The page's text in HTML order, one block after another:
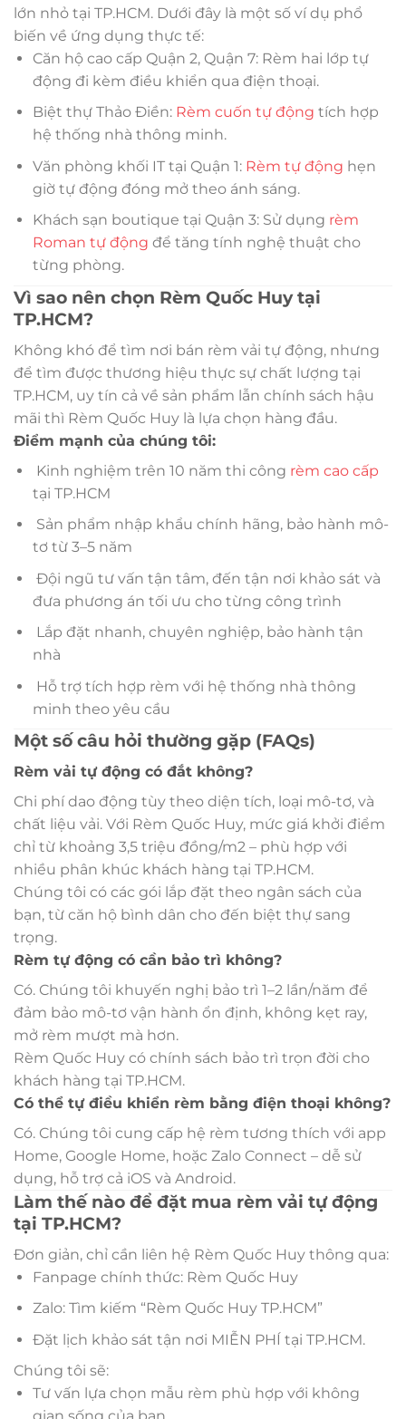
lớn nhỏ tại TP.HCM. Dưới đây là một số ví dụ phổ
biến về ứng dụng thực tế:
Căn hộ cao cấp Quận 2, Quận 7: Rèm hai lớp tự
động đi kèm điều khiển qua điện thoại.
Biệt thự Thảo Điền: Rèm cuốn tự động tích hợp
hệ thống nhà thông minh.
Văn phòng khối IT tại Quận 1: Rèm tự động hẹn
giờ tự động đóng mở theo ánh sáng.
Khách sạn boutique tại Quận 3: Sử dụng rèm
Roman tự động để tăng tính nghệ thuật cho
từng phòng.
Vì sao nên chọn Rèm Quốc Huy tại
TP.HCM?
Không khó để tìm nơi bán rèm vải tự động, nhưng
để tìm được thương hiệu thực sự chất lượng tại
TP.HCM, uy tín cả về sản phẩm lẫn chính sách hậu
mãi thì Rèm Quốc Huy là lựa chọn hàng đầu.
Điểm mạnh của chúng tôi:
Kinh nghiệm trên 10 năm thi công rèm cao cấp
tại TP.HCM
Sản phẩm nhập khẩu chính hãng, bảo hành mô-
tơ từ 3–5 năm
Đội ngũ tư vấn tận tâm, đến tận nơi khảo sát và
đưa phương án tối ưu cho từng công trình
Lắp đặt nhanh, chuyên nghiệp, bảo hành tận
nhà
Hỗ trợ tích hợp rèm với hệ thống nhà thông
minh theo yêu cầu
Một số câu hỏi thường gặp (FAQs)
Rèm vải tự động có đắt không?
Chi phí dao động tùy theo diện tích, loại mô-tơ, và
chất liệu vải. Với Rèm Quốc Huy, mức giá khởi điểm
chỉ từ khoảng 3,5 triệu đồng/m2 – phù hợp với
nhiều phân khúc khách hàng tại TP.HCM.
Chúng tôi có các gói lắp đặt theo ngân sách của
bạn, từ căn hộ bình dân cho đến biệt thự sang
trọng.
Rèm tự động có cần bảo trì không?
Có. Chúng tôi khuyến nghị bảo trì 1–2 lần/năm để
đảm bảo mô-tơ vận hành ổn định, không kẹt ray,
mở rèm mượt mà hơn.
Rèm Quốc Huy có chính sách bảo trì trọn đời cho
khách hàng tại TP.HCM.
Có thể tự điều khiển rèm bằng điện thoại không?
Có. Chúng tôi cung cấp hệ rèm tương thích với app
Home, Google Home, hoặc Zalo Connect – dễ sử
dụng, hỗ trợ cả iOS và Android.
Làm thế nào để đặt mua rèm vải tự động
tại TP.HCM?
Đơn giản, chỉ cần liên hệ Rèm Quốc Huy thông qua:
Fanpage chính thức: Rèm Quốc Huy
Zalo: Tìm kiếm “Rèm Quốc Huy TP.HCM”
Đặt lịch khảo sát tận nơi MIỄN PHÍ tại TP.HCM.
Chúng tôi sẽ:
Tư vấn lựa chọn mẫu rèm phù hợp với không